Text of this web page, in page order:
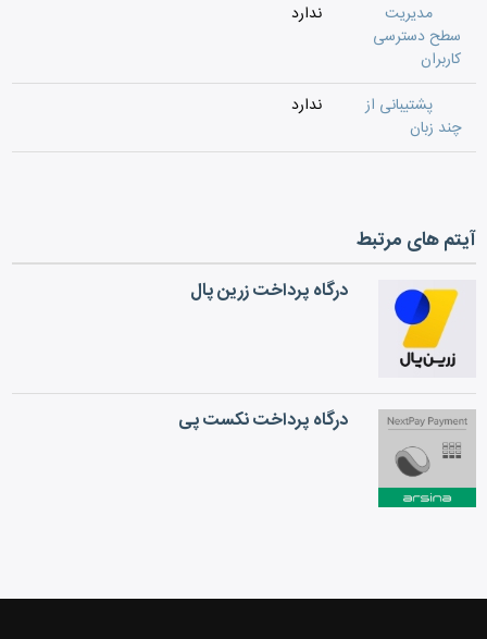
مدیریت
سطح دسترسی
کاربران
ندارد
پشتیبانی از
چند زبان
ندارد
آیتم های مرتبط
درگاه پرداخت زرین پال
درگاه پرداخت نکست پی